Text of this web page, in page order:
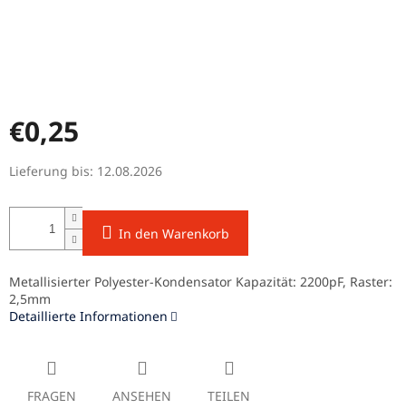
€0,25
Verkaufspreis:
Lieferung bis: 12.08.2026
In den Warenkorb
Metallisierter Polyester-Kondensator Kapazität: 2200pF, Raster:
2,5mm
Detaillierte Informationen
FRAGEN ANSEHEN TEILEN